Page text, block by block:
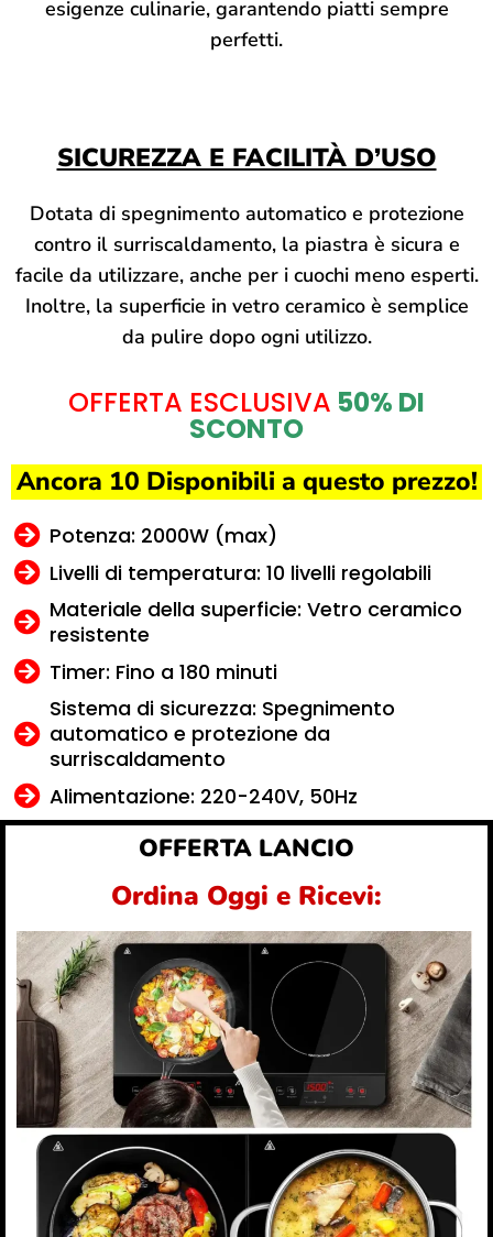
esigenze culinarie, garantendo piatti sempre
perfetti.
SICUREZZA E FACILITÀ D’USO
Dotata di spegnimento automatico e protezione
contro il surriscaldamento, la piastra è sicura e
facile da utilizzare, anche per i cuochi meno esperti.
Inoltre, la superficie in vetro ceramico è semplice
da pulire dopo ogni utilizzo.
OFFERTA ESCLUSIVA 50% DI
SCONTO
Ancora 10 Disponibili a questo prezzo!
Potenza: 2000W (max)
Livelli di temperatura: 10 livelli regolabili
Materiale della superficie: Vetro ceramico
resistente
Timer: Fino a 180 minuti
Sistema di sicurezza: Spegnimento
automatico e protezione da
surriscaldamento
Alimentazione: 220-240V, 50Hz
OFFERTA LANCIO
Ordina Oggi e Ricevi: